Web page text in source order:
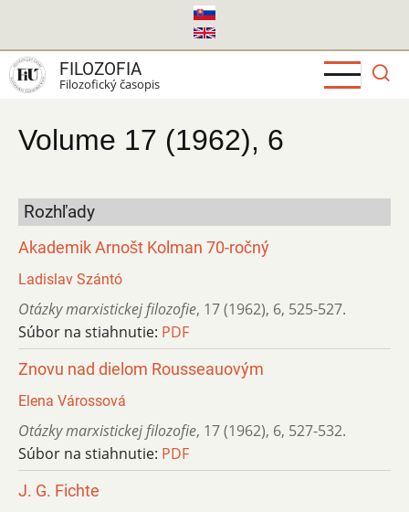
hlavný
obsah
FILOZOFIA
Filozofický časopis
Volume 17 (1962), 6
Rozhľady
Akademik Arnošt Kolman 70-ročný
Ladislav Szántó
Otázky marxistickej filozofie, 17 (1962), 6, 525-527.
Súbor na stiahnutie: PDF
Znovu nad dielom Rousseauovým
Elena Várossová
Otázky marxistickej filozofie, 17 (1962), 6, 527-532.
Súbor na stiahnutie: PDF
J. G. Fichte